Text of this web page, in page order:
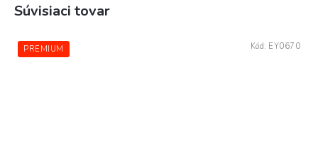
Súvisiaci tovar
PREMIUM Kód: EY0670